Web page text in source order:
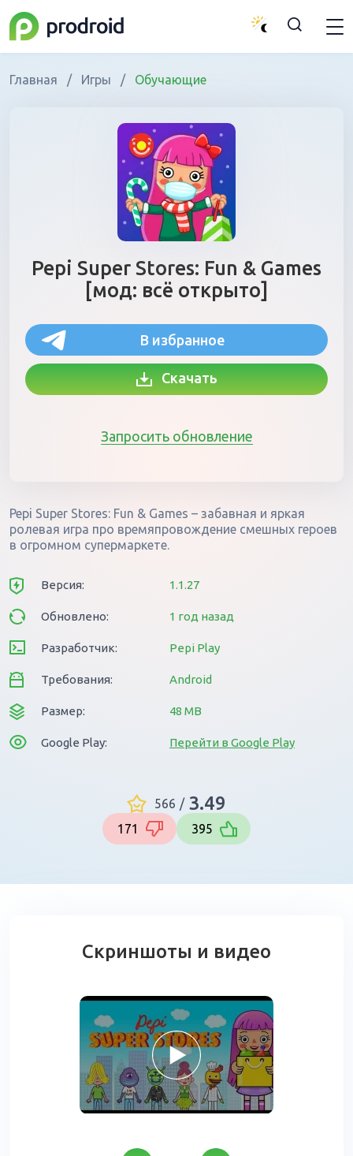
Главная / Игры / Обучающие
Pepi Super Stores: Fun & Games
[мод: всё открыто]
В избранное
Скачать
Запросить обновление
Pepi Super Stores: Fun & Games – забавная и яркая
ролевая игра про времяпровождение смешных героев
в огромном супермаркете.
Версия: 1.1.27
Обновлено: 1 год назад
Разработчик: Pepi Play
Требования: Android
Размер: 48 MB
Google Play: Перейти в Google Play
566 / 3.49
171 395
Скриншоты и видео